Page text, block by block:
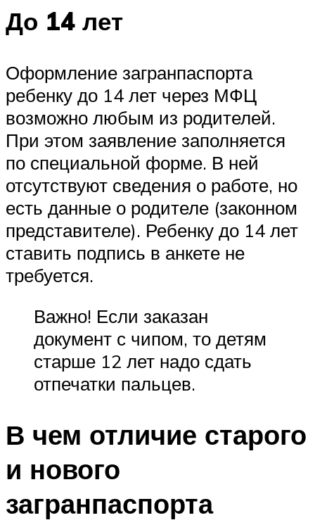
До 14 лет
Оформление загранпаспорта
ребенку до 14 лет через МФЦ
возможно любым из родителей.
При этом заявление заполняется
по специальной форме. В ней
отсутствуют сведения о работе, но
есть данные о родителе (законном
представителе). Ребенку до 14 лет
ставить подпись в анкете не
требуется.
Важно! Если заказан
документ с чипом, то детям
старше 12 лет надо сдать
отпечатки пальцев.
В чем отличие старого
и нового
загранпаспорта